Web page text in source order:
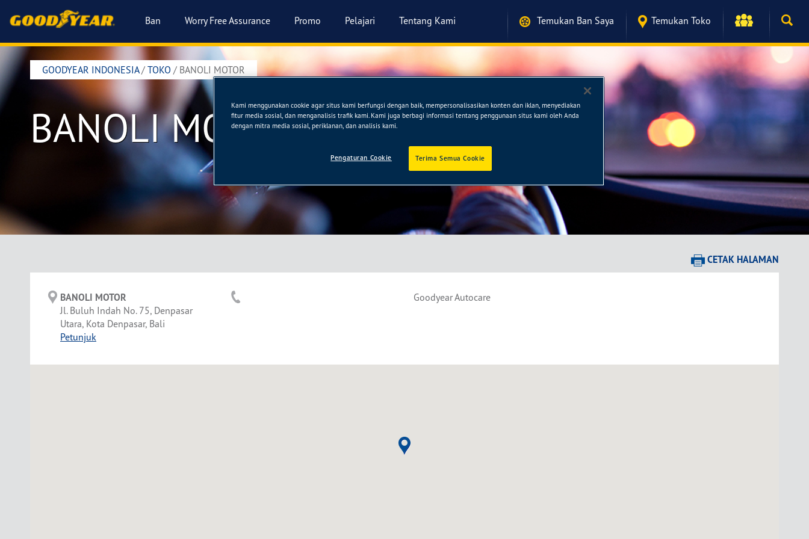
Ban Worry Free Assurance Promo Pelajari Tentang Kami Temukan Ban Saya Temukan Toko
GOODYEAR INDONESIA/ TOKO / BANOLI MOTOR
BANOLI MOTOR
CETAK HALAMAN
BANOLI MOTOR
Jl. Buluh Indah No. 75, Denpasar
Utara, Kota Denpasar, Bali
Petunjuk
Goodyear Autocare
Kami menggunakan cookie agar situs kami berfungsi dengan baik, mempersonalisasikan konten dan iklan, menyediakan
fitur media sosial, dan menganalisis trafik kami. Kami juga berbagi informasi tentang penggunaan situs kami oleh Anda
dengan mitra media sosial, periklanan, dan analisis kami.
Terima Semua Cookie
Pengaturan Cookie